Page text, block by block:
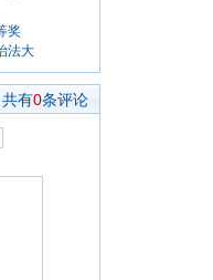
奖
法大
共有0条评论